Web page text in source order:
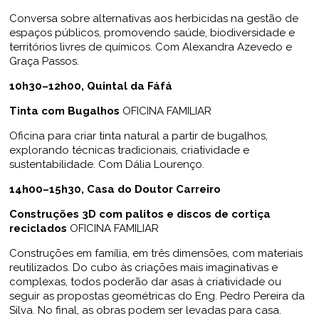
Conversa sobre alternativas aos herbicidas na gestão de
espaços públicos, promovendo saúde, biodiversidade e
territórios livres de químicos. Com Alexandra Azevedo e
Graça Passos.
10h30–12h00, Quintal da Fáfá
Tinta com Bugalhos OFICINA FAMILIAR
Oficina para criar tinta natural a partir de bugalhos,
explorando técnicas tradicionais, criatividade e
sustentabilidade. Com Dália Lourenço.
14h00–15h30, Casa do Doutor Carreiro
Construções 3D com palitos e discos de cortiça
reciclados OFICINA FAMILIAR
Construções em família, em três dimensões, com materiais
reutilizados. Do cubo às criações mais imaginativas e
complexas, todos poderão dar asas à criatividade ou
seguir as propostas geométricas do Eng. Pedro Pereira da
Silva. No final, as obras podem ser levadas para casa.